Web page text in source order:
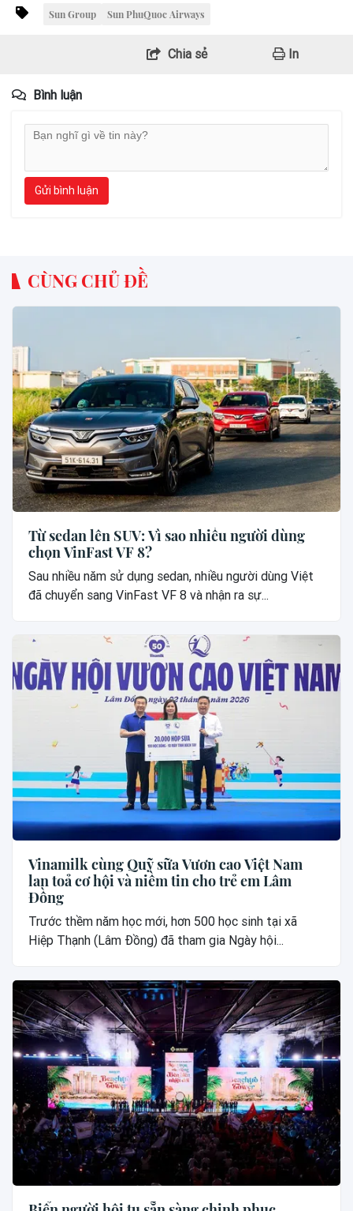
Sun Group Sun PhuQuoc Airways
Chia sẻ In
Bình luận
Gửi bình luận
CÙNG CHỦ ĐỀ
Từ sedan lên SUV: Vì sao nhiều người dùng
chọn VinFast VF 8?
Sau nhiều năm sử dụng sedan, nhiều người dùng Việt
đã chuyển sang VinFast VF 8 và nhận ra sự...
Vinamilk cùng Quỹ sữa Vươn cao Việt Nam
lan toả cơ hội và niềm tin cho trẻ em Lâm
Đồng
Trước thềm năm học mới, hơn 500 học sinh tại xã
Hiệp Thạnh (Lâm Đồng) đã tham gia Ngày hội...